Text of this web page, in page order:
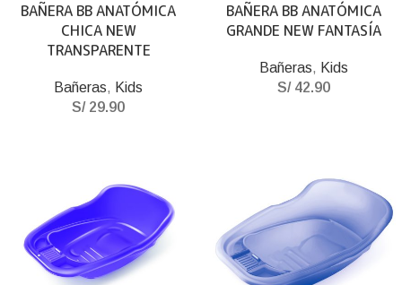
BAÑERA BB ANATÓMICA
CHICA NEW
TRANSPARENTE
Bañeras, Kids
S/29.90
BAÑERA BB ANATÓMICA
GRANDE NEW FANTASÍA
Bañeras, Kids
S/42.90